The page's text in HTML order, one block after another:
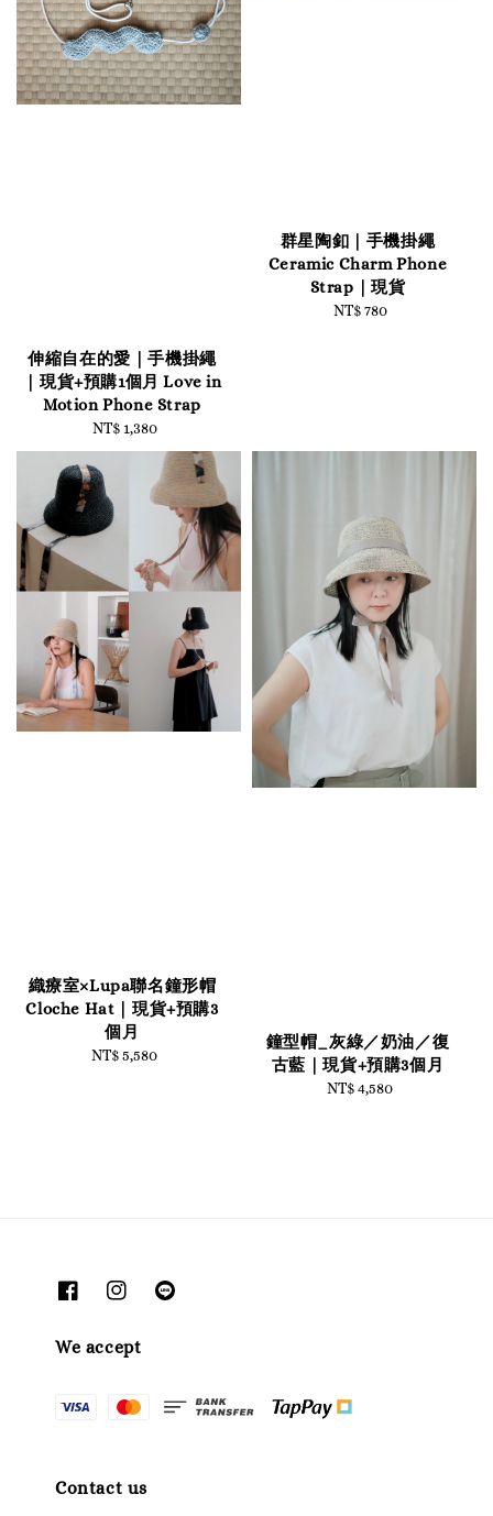
伸縮自在的愛｜手機掛繩
｜現貨+預購1個月 Love in
Motion Phone Strap
Regular
price
NT$ 1,380
群星陶釦｜手機掛繩
Ceramic Charm Phone
Strap｜現貨
Regular
NT$ 780
織療室×Lupa聯名鐘形帽
Cloche Hat｜現貨+預購3
個月
Regular
NT$ 5,580
鐘型帽_灰綠／奶油／復
古藍｜現貨+預購3個月
Regular
NT$ 4,580
We accept
Contact us